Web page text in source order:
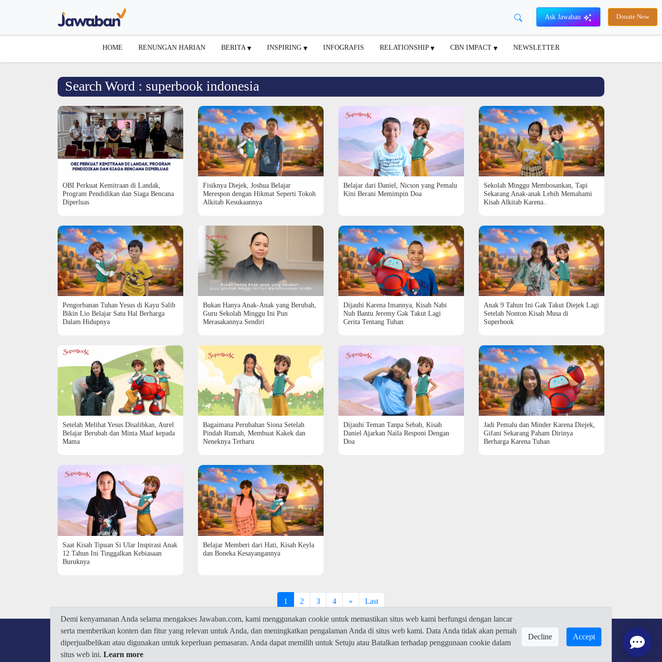
Ask Jawaban Donate Now
HOME RENUNGAN HARIAN BERITA INSPIRING INFOGRAFIS RELATIONSHIP CBN IMPACT NEWSLETTER
Search Word : superbook indonesia
OBI Perkuat Kemitraan di Landak,
Program Pendidikan dan Siaga Bencana
Diperluas
Fisiknya Diejek, Joshua Belajar
Merespon dengan Hikmat Seperti Tokoh
Alkitab Kesukaannya
Belajar dari Daniel, Nicson yang Pemalu
Kini Berani Memimpin Doa
Sekolah Minggu Membosankan, Tapi
Sekarang Anak-anak Lebih Memahami
Kisah Alkitab Karena..
Pengorbanan Tuhan Yesus di Kayu Salib
Bikin Lio Belajar Satu Hal Berharga
Dalam Hidupnya
Bukan Hanya Anak-Anak yang Berubah,
Guru Sekolah Minggu Ini Pun
Merasakannya Sendiri
Dijauhi Karena Imannya, Kisah Nabi
Nuh Bantu Jeremy Gak Takut Lagi
Cerita Tentang Tuhan
Anak 9 Tahun Ini Gak Takut Diejek Lagi
Setelah Nonton Kisah Musa di
Superbook
Setelah Melihat Yesus Disalibkan, Aurel
Belajar Berubah dan Minta Maaf kepada
Mama
Bagaimana Perubahan Siona Setelah
Pindah Rumah, Membuat Kakek dan
Neneknya Terharu
Dijauhi Teman Tanpa Sebab, Kisah
Daniel Ajarkan Naila Responi Dengan
Doa
Jadi Pemalu dan Minder Karena Diejek,
Gifani Sekarang Paham Dirinya
Berharga Karena Tuhan
Saat Kisah Tipuan Si Ular Inspirasi Anak
12 Tahun Ini Tinggalkan Kebiasaan
Buruknya
Belajar Memberi dari Hati, Kisah Keyla
dan Boneka Kesayangannya
1 2 3 4 » Last
Demi kenyamanan Anda selama mengakses Jawaban.com, kami menggunakan cookie untuk memastikan situs web kami berfungsi dengan lancar
serta memberikan konten dan fitur yang relevan untuk Anda, dan meningkatkan pengalaman Anda di situs web kami. Data Anda tidak akan pernah
diperjualbelikan atau digunakan untuk keperluan pemasaran. Anda dapat memilih untuk Setuju atau Batalkan terhadap penggunaan cookie dalam
situs web ini. Learn more
Decline Accept
© 2026 Jawaban.com -Privacy Policy